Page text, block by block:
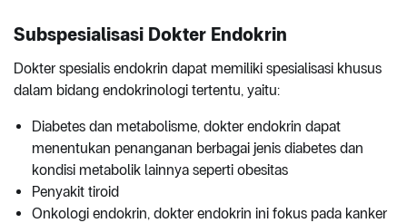
Subspesialisasi Dokter Endokrin
Dokter spesialis endokrin dapat memiliki spesialisasi khusus
dalam bidang endokrinologi tertentu, yaitu:
Diabetes dan metabolisme, dokter endokrin dapat
menentukan penanganan berbagai jenis diabetes dan
kondisi metabolik lainnya seperti obesitas
Penyakit tiroid
Onkologi endokrin, dokter endokrin ini fokus pada kanker